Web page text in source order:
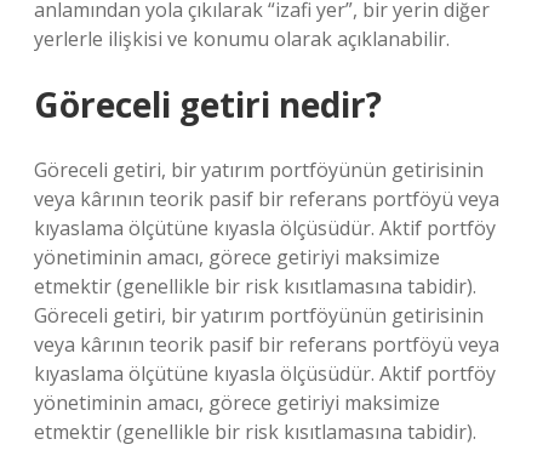
anlamından yola çıkılarak “izafi yer”, bir yerin diğer
yerlerle ilişkisi ve konumu olarak açıklanabilir.
Göreceli getiri nedir?
Göreceli getiri, bir yatırım portföyünün getirisinin
veya kârının teorik pasif bir referans portföyü veya
kıyaslama ölçütüne kıyasla ölçüsüdür. Aktif portföy
yönetiminin amacı, görece getiriyi maksimize
etmektir (genellikle bir risk kısıtlamasına tabidir).
Göreceli getiri, bir yatırım portföyünün getirisinin
veya kârının teorik pasif bir referans portföyü veya
kıyaslama ölçütüne kıyasla ölçüsüdür. Aktif portföy
yönetiminin amacı, görece getiriyi maksimize
etmektir (genellikle bir risk kısıtlamasına tabidir).